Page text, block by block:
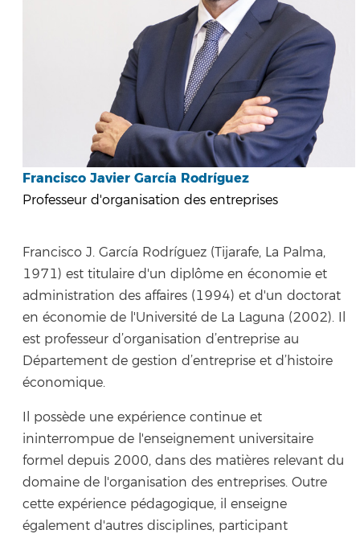
Francisco Javier García Rodríguez
Professeur d'organisation des entreprises
Francisco J. García Rodríguez (Tijarafe, La Palma,
1971) est titulaire d'un diplôme en économie et
administration des affaires (1994) et d'un doctorat
en économie de l'Université de La Laguna (2002). Il
est professeur d’organisation d’entreprise au
Département de gestion d’entreprise et d’histoire
économique.
Il possède une expérience continue et
ininterrompue de l'enseignement universitaire
formel depuis 2000, dans des matières relevant du
domaine de l'organisation des entreprises. Outre
cette expérience pédagogique, il enseigne
également d'autres disciplines, participant